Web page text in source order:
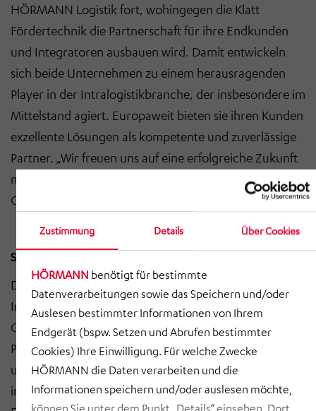
Zustimmung Details Über Cookies
HÖRMANN benötigt für bestimmte
Datenverarbeitungen sowie das Speichern und/oder
Auslesen bestimmter Informationen von Ihrem
Endgerät (bspw. Setzen und Abrufen bestimmter
Cookies) Ihre Einwilligung. Für welche Zwecke
HÖRMANN die Daten verarbeiten und die
Informationen speichern und/oder auslesen möchte,
HÖRMANN Logistik fort, wohingegen die Klatt
Fördertechnik die Partnerschaft für ihre Endkunden
und Integratoren ausbauen wird. Damit entwickeln
sich beide Unternehmen zu einem herausragenden
Player in der Intralogistikbranche, der insbesondere im
Mittelstand agiert. Europaweit bieten sie ihren Kunden
exzellente Lösungen als kompetente und zuverlässige
Partner. „Wir freuen uns auf eine erfolgreiche Zukunft
mit der HÖRMANN Logistik“, sagt Peter Klatt,
Geschäftsführer des gleichnamigen Unternehmens.
Synergieeffekte für schnelles Wachstum
Die Stärke der HÖRMANN Logistik liegt in der
Integration verschiedenster Gewerke in ein
Gesamtsystem mit der Projektierung der Anlagen, dem
Projektmanagement, der Automatisierungstechnik
und dem Warehousemanagementsystem „Hörmann
intra Logistics System“, kurz HiLIS. Die Klatt